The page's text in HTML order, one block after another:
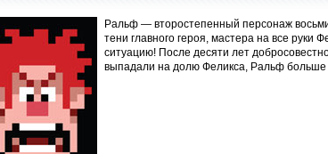
Ральф — второстепенный персонаж
тени главного героя, мастера на все руки
ситуацию! После десяти лет
выпадали на долю Феликса, Ральф больше